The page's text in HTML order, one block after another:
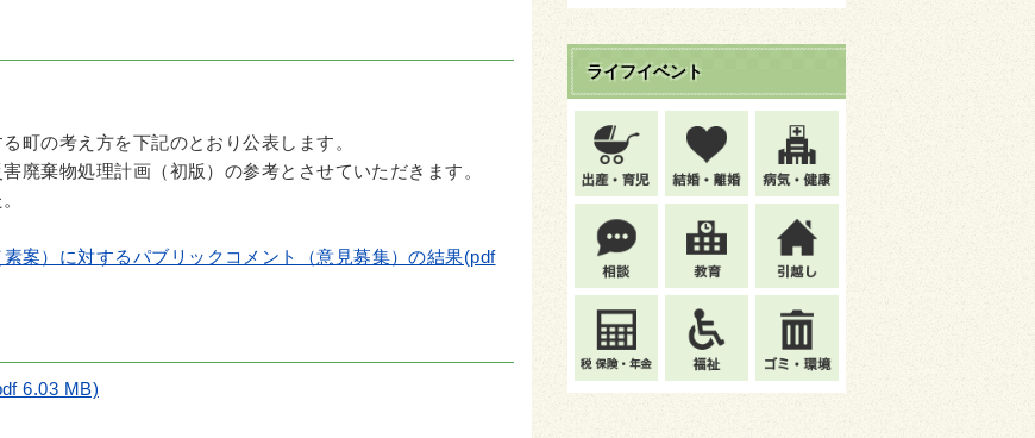
町の考え方を下記のとおり公表します。
廃棄物処理計画（初版）の参考とさせていただきます。
案）に対するパブリックコメント（意見募集）の結果(pdf
6.03 MB)
ライフイベント